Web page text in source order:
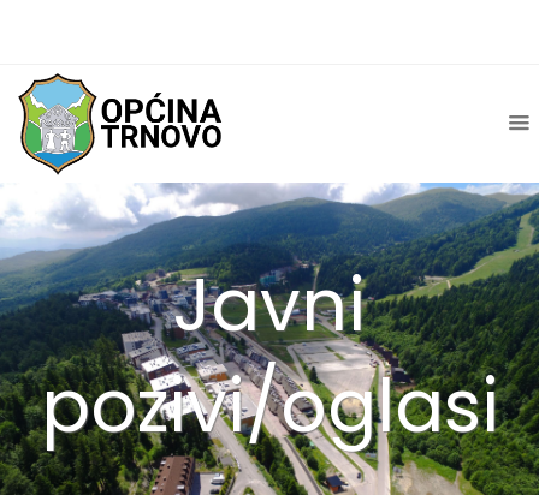
Javni
pozivi/oglasi